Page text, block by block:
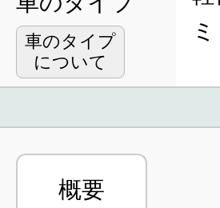
車のタイプ
について
概要